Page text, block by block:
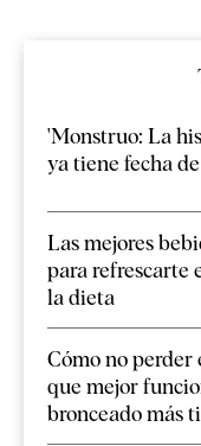
'Monstruo: La
ya tiene fecha
Las mejores
para refrescarte
la dieta
Cómo no perder
que mejor
bronceado más